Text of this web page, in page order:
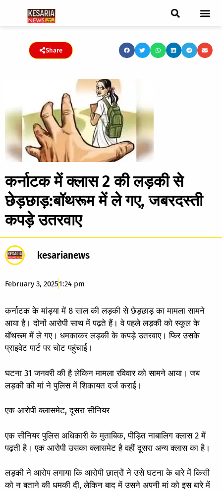
Share
कर्नाटक में क्लास 2 की लड़की से
छेड़छाड़:बॉथरूम में ले गए, जबरदस्ती
कपड़े उतरवाए
kesarianews
February 3, 20251:24 pm
कर्नाटक के मांड्या में 8 साल की लड़की से छेड़छाड़ का मामला सामने
आया है। दोनों आरोपी साथ में पढ़ते हैं। वे पहले लड़की को स्कूल के
बॉथरूम में ले गए। धमकाकर लड़की के कपड़े उतरवाए। फिर उसके
प्राइवेट पार्ट पर चोट पहुंचाई।
घटना 31 जनवरी की है लेकिन मामला रविवार को सामने आया। जब
लड़की की मां ने पुलिस में शिकायत दर्ज कराई।
एक आरोपी क्लासमेट, दूसरा सीनियर
एक सीनियर पुलिस अधिकारी के मुताबिक, पीड़ित नाबालिग क्लास 2 में
पढ़ती है। एक आरोपी उसका क्लासमेट है वहीं दूसरा अन्य क्लास का है।
लड़की ने आरोप लगाया कि आरोपी छात्रों ने उसे घटना के बारे में किसी
को न बताने की धमकी दी, लेकिन बाद में उसने अपनी मां को इस बारे में